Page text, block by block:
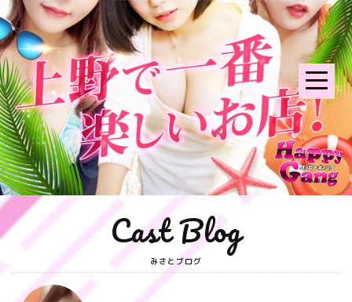
Cast Blog
みさとブログ